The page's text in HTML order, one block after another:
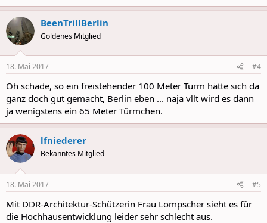
BeenTrillBerlin
Goldenes Mitglied
18. Mai 2017 #4
Oh schade, so ein freistehender 100 Meter Turm hätte sich da
ganz doch gut gemacht, Berlin eben ... naja vllt wird es dann
ja wenigstens ein 65 Meter Türmchen.
lfniederer
Bekanntes Mitglied
18. Mai 2017 #5
Mit DDR-Architektur-Schützerin Frau Lompscher sieht es für
die Hochhausentwicklung leider sehr schlecht aus.